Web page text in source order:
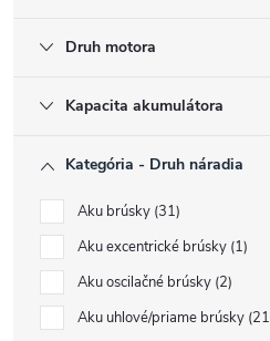
Druh motora
Kapacita akumulátora
Kategória - Druh náradia
Aku brúsky 31
Aku excentrické brúsky 1
Aku oscilačné brúsky 2
Aku uhlové/priame brúsky 21